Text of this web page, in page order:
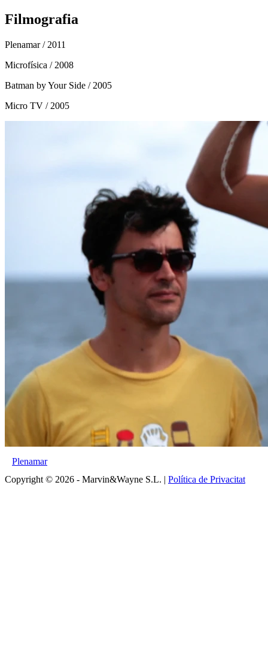
Filmografia
Plenamar / 2011
Microfísica / 2008
Batman by Your Side / 2005
Micro TV / 2005
Plenamar
Copyright © 2026 - Marvin&Wayne S.L. | Política de Privacitat